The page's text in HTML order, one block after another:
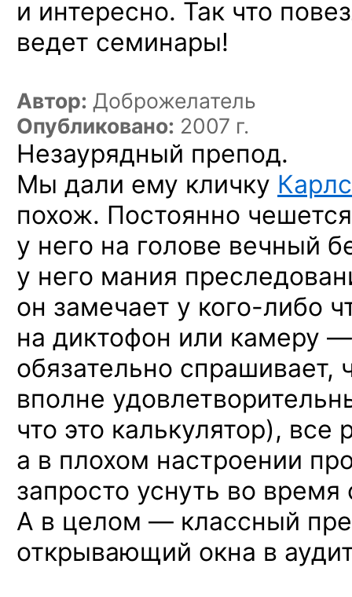
и интересно. Так что
ведет семинары!
Автор: Доброжелатель
Опубликовано: 2007 г.
Незаурядный препод.
Мы дали ему кличку
похож. Постоянно
у него на голове вечный
у него мания
он замечает у кого-либо
на диктофон или камеру
обязательно спрашивает,
вполне
что это калькулятор), все
а в плохом настроении
запросто уснуть во
А в целом — классный
открывающий окна в